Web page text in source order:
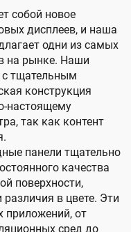
заказу LED-экран LED-
дисплей
собой новое
дисплеев, и наша
одни из самых
на рынке. Наши
с тщательным
конструкция
настоящему
так как контент
панели тщательно
качества
поверхности,
в цвете. Эти
приложений, от
сред до